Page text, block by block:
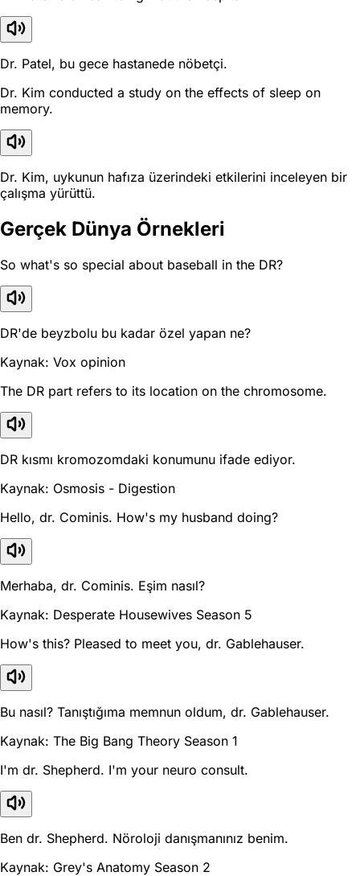
Dr. Patel, bu gece hastanede nöbetçi.
Dr. Kim conducted a study on the effects of sleep on
memory.
Dr. Kim, uykunun hafıza üzerindeki etkilerini inceleyen bir
çalışma yürüttü.
Gerçek Dünya Örnekleri
So what's so special about baseball in the DR?
DR'de beyzbolu bu kadar özel yapan ne?
Kaynak: Vox opinion
The DR part refers to its location on the chromosome.
DR kısmı kromozomdaki konumunu ifade ediyor.
Kaynak: Osmosis - Digestion
Hello, dr. Cominis. How's my husband doing?
Merhaba, dr. Cominis. Eşim nasıl?
Kaynak: Desperate Housewives Season 5
How's this? Pleased to meet you, dr. Gablehauser.
Bu nasıl? Tanıştığıma memnun oldum, dr. Gablehauser.
Kaynak: The Big Bang Theory Season 1
I'm dr. Shepherd. I'm your neuro consult.
Ben dr. Shepherd. Nöroloji danışmanınız benim.
Kaynak: Grey's Anatomy Season 2